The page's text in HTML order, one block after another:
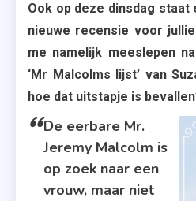
Ook op deze dinsdag
nieuwe recensie voor
me namelijk meeslepen
‘Mr Malcolms lijst’ van
hoe dat uitstapje is
De eerbare Mr.
Jeremy Malcolm is
op zoek naar een
vrouw, maar niet